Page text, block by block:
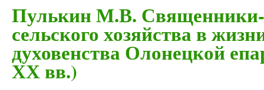
Пулькин М.В. Священники-
сельского хозяйства в
духовенства Олонецкой
ХХ вв.)